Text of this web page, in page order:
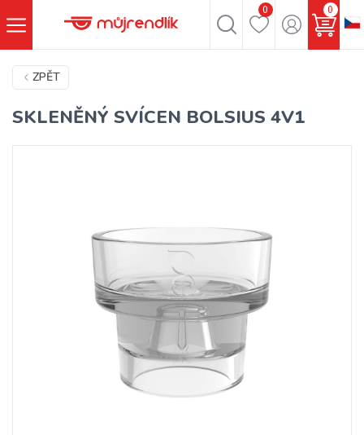
0 0
ZPĚT
SKLENĚNÝ SVÍCEN BOLSIUS 4V1